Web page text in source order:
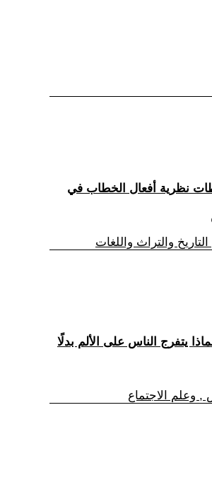
نظرية أفعال الخطاب في
والتراث واللغات
لماذا يتفرج الناس على الألم بدلًا
, وعلم الاجتماع